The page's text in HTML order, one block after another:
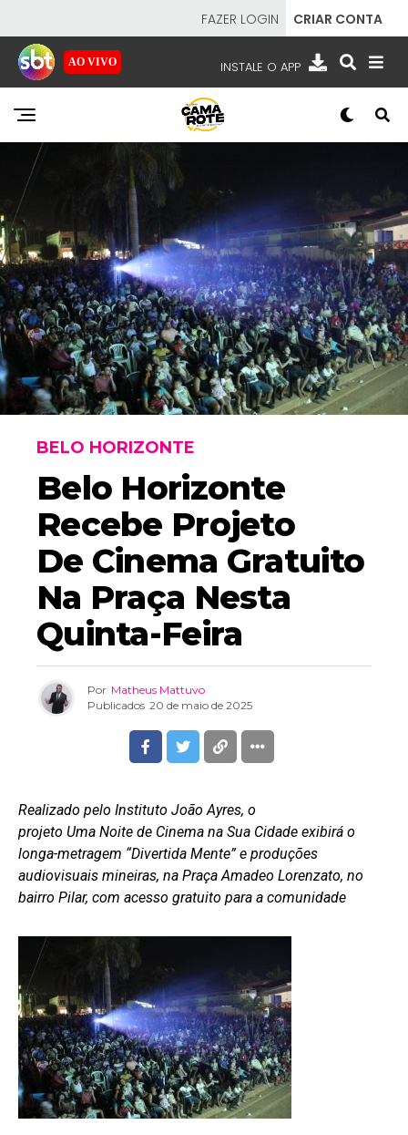
FAZER LOGIN CRIAR CONTA
AO VIVO INSTALE O APP
EMISSORAS
NOSSAS REDES
SBT- SISTEMA BRASILEIRO DE TELEVISÃO
BELO HORIZONTE
Belo Horizonte
Recebe Projeto
De Cinema Gratuito
Na Praça Nesta
Quinta-Feira
Por Matheus Mattuvo
Publicados 20 de maio de 2025
Realizado pelo Instituto João Ayres, o
projeto Uma Noite de Cinema na Sua Cidade exibirá o
longa-metragem “Divertida Mente” e produções
audiovisuais mineiras, na Praça Amadeo Lorenzato, no
bairro Pilar, com acesso gratuito para a comunidade